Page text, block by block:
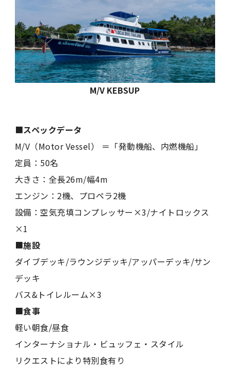
M/V KEBSUP
■スペックデータ
M/V（Motor Vessel） ＝「発動機船、内燃機船」
定員：50名
大きさ：全長26m/幅4m
エンジン：2機、プロペラ2機
設備：空気充填コンプレッサー×3/ナイトロックス
×1
■施設
ダイブデッキ/ラウンジデッキ/アッパーデッキ/サン
デッキ
バス&トイレルーム×3
■食事
軽い朝食/昼食
インターナショナル・ビュッフェ・スタイル
リクエストにより特別食有り